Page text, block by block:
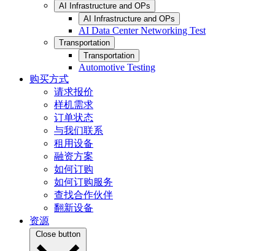
AI Infrastructure and OPs
AI Infrastructure and OPs
AI Data Center Networking Test
Transportation
Transportation
Automotive Testing
购买方式
请求报价
样机需求
订单状态
与我们联系
租用设备
融资方案
如何订购
如何订购服务
查找合作伙伴
翻新设备
资源
Close button